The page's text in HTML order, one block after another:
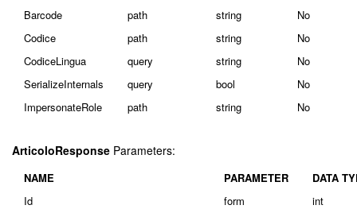
Barcode
path string
No
Codice
path string
No
CodiceLingua
query string
No
SerializeInternals
query bool
No
ImpersonateRole
path string No
ArticoloResponse Parameters:
NAME PARAMETER
DATA
Id
form
int